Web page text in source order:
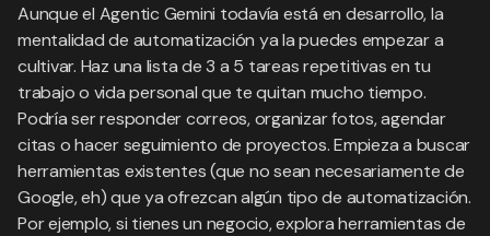
Aunque el Agentic Gemini todavía está en desarrollo, la
mentalidad de automatización ya la puedes empezar a
cultivar. Haz una lista de 3 a 5 tareas repetitivas en tu
trabajo o vida personal que te quitan mucho tiempo.
Podría ser responder correos, organizar fotos, agendar
citas o hacer seguimiento de proyectos. Empieza a buscar
herramientas existentes (que no sean necesariamente de
Google, eh) que ya ofrezcan algún tipo de automatización.
Por ejemplo, si tienes un negocio, explora herramientas de